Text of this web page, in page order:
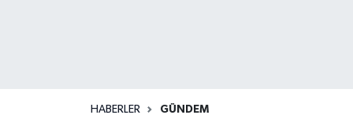
HABERLER GÜNDEM